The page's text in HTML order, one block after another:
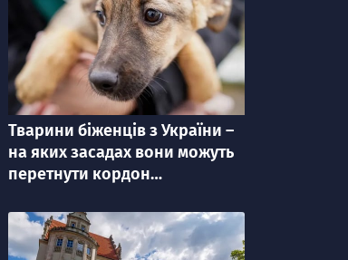
категорія
Тварини біженців з України –
на яких засадах вони можуть
перетнути кордон